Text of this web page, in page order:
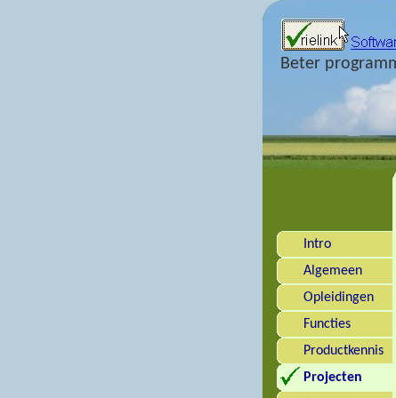
Beter
Intro
Algemeen
Opleidingen
Functies
Productkennis
Projecten